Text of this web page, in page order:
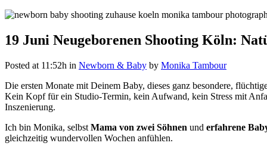
19 Juni Neugeborenen Shooting Köln:
Posted at 11:52h in Newborn & Baby by Monika Tambour
Die ersten Monate mit Deinem Baby, dieses ganz besondere,
Kein Kopf für ein Studio-Termin, kein Aufwand, kein Stress mit
Inszenierung.
Ich bin Monika, selbst Mama von zwei Söhnen und erfahrene
gleichzeitig wundervollen Wochen anfühlen.